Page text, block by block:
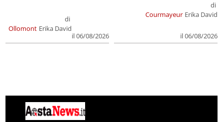
Ollomont
di
Erika David
il 06/08/2026
Courmayeur
di
Erika David
il 06/08/2026